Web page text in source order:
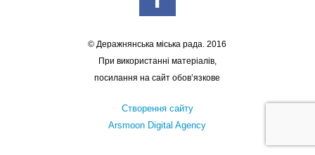
© Деражнянська міська рада. 2016
При використанні матеріалів,
посилання на сайт обов’язкове
Створення сайту
Arsmoon Digital Agency